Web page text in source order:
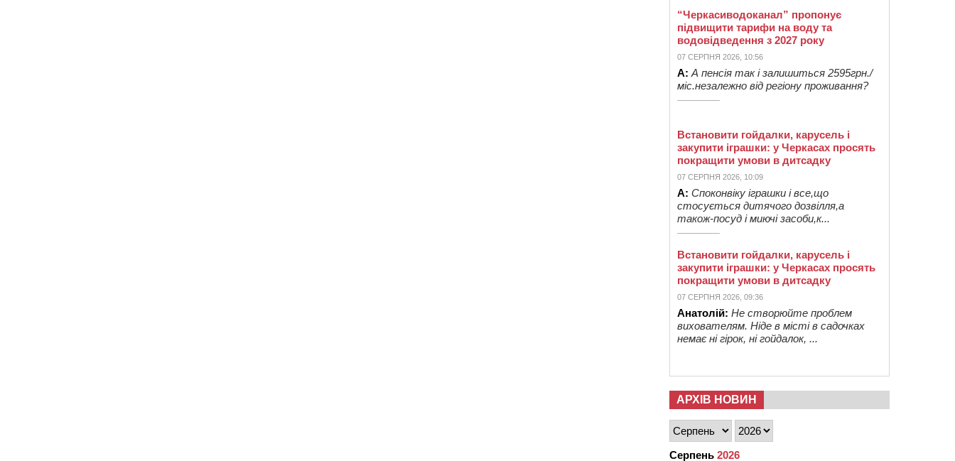
“Черкасиводоканал” пропонує
підвищити тарифи на воду та
водовідведення з 2027 року
07 СЕРПНЯ 2026, 10:56
А: А пенсія так і залишиться 2595грн./
міс.незалежно від регіону проживання?
Встановити гойдалки, карусель і
закупити іграшки: у Черкасах просять
покращити умови в дитсадку
07 СЕРПНЯ 2026, 10:09
А: Споконвіку іграшки і все,що
стосується дитячого дозвілля,а
також-посуд і миючі засоби,к...
Встановити гойдалки, карусель і
закупити іграшки: у Черкасах просять
покращити умови в дитсадку
07 СЕРПНЯ 2026, 09:36
Анатолій: Не створюйте проблем
вихователям. Ніде в місті в садочках
немає ні гірок, ні гойдалок, ...
АРХІВ НОВИН
Серпень 2026